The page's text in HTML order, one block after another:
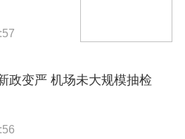
政变严 机场未大规模抽检